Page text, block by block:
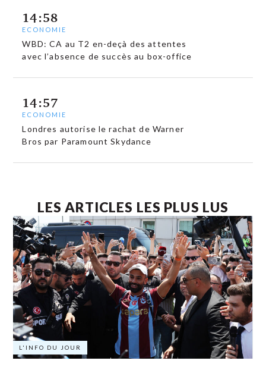
14:58
ECONOMIE
WBD: CA au T2 en-deçà des attentes
avec l’absence de succès au box-office
14:57
ECONOMIE
Londres autorise le rachat de Warner
Bros par Paramount Skydance
LES ARTICLES LES PLUS LUS
L'INFO DU JOUR